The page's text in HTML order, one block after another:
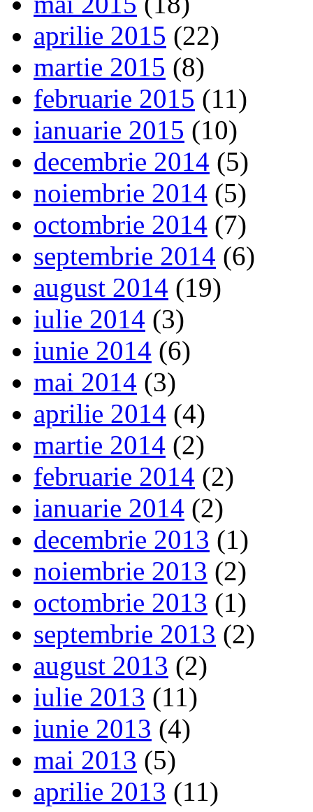
aprilie 2015 (22)
martie 2015 (8)
februarie 2015 (11)
ianuarie 2015 (10)
decembrie 2014 (5)
noiembrie 2014 (5)
octombrie 2014 (7)
septembrie 2014 (6)
august 2014 (19)
iulie 2014 (3)
iunie 2014 (6)
mai 2014 (3)
aprilie 2014 (4)
martie 2014 (2)
februarie 2014 (2)
ianuarie 2014 (2)
decembrie 2013 (1)
noiembrie 2013 (2)
octombrie 2013 (1)
septembrie 2013 (2)
august 2013 (2)
iulie 2013 (11)
iunie 2013 (4)
mai 2013 (5)
aprilie 2013 (11)